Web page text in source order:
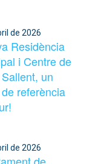
de 2026
Residència
i Centre de
un
referència
de 2026